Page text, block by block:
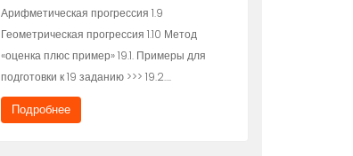
Арифметическая прогрессия 1.9
Геометрическая прогрессия 1.10 Метод
«оценка плюс пример» 19.1. Примеры для
подготовки к 19 заданию >>> 19.2….
Подробнее